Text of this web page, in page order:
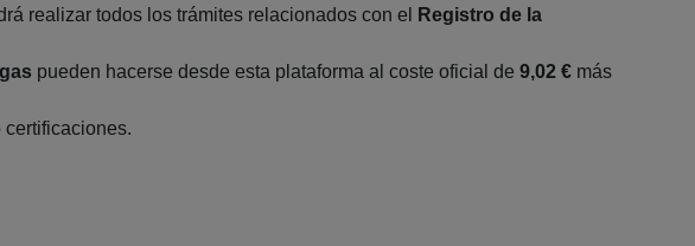
realizar todos los trámites relacionados con el
Registro de la
pueden hacerse desde esta plataforma al coste oficial de 9,02 € más